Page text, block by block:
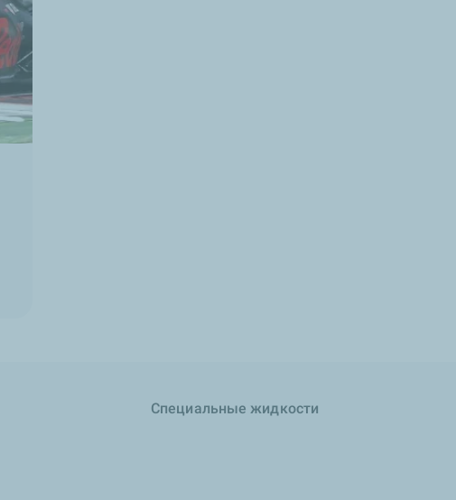
Специальные жидкости